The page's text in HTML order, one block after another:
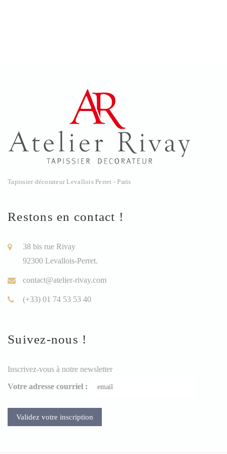
Tapissier décorateur Levallois Perret - Paris
Restons en contact !
38 bis rue Rivay
92300 Levallois-Perret.
contact@atelier-rivay.com
(+33) 01 74 53 53 40
Suivez-nous !
Inscrivez-vous à notre newsletter
Votre adresse courriel :